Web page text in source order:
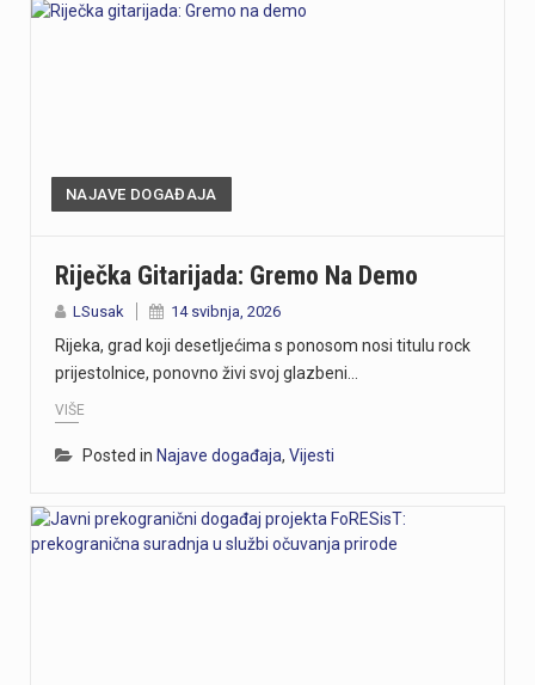
NAJAVE DOGAĐAJA
Riječka Gitarijada: Gremo Na Demo
LSusak 14 svibnja, 2026
Rijeka, grad koji desetljećima s ponosom nosi titulu rock
prijestolnice, ponovno živi svoj glazbeni…
VIŠE
Posted in Najave događaja, Vijesti